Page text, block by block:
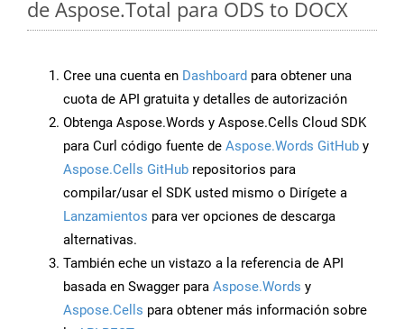
de Aspose.Total para ODS to DOCX
Cree una cuenta en Dashboard para obtener una
cuota de API gratuita y detalles de autorización
Obtenga Aspose.Words y Aspose.Cells Cloud SDK
para Curl código fuente de Aspose.Words GitHub y
Aspose.Cells GitHub repositorios para
compilar/usar el SDK usted mismo o Dirígete a
Lanzamientos para ver opciones de descarga
alternativas.
También eche un vistazo a la referencia de API
basada en Swagger para Aspose.Words y
Aspose.Cells para obtener más información sobre